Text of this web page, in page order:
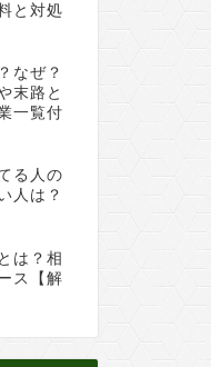
と対処
なぜ？
末路と
一覧付
る人の
人は？
は？相
ス【解